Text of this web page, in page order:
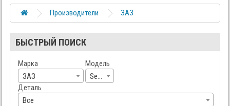
Производители ЗАЗ
БЫСТРЫЙ ПОИСК
Марка
ЗАЗ
Модель
Sens
Деталь
Все